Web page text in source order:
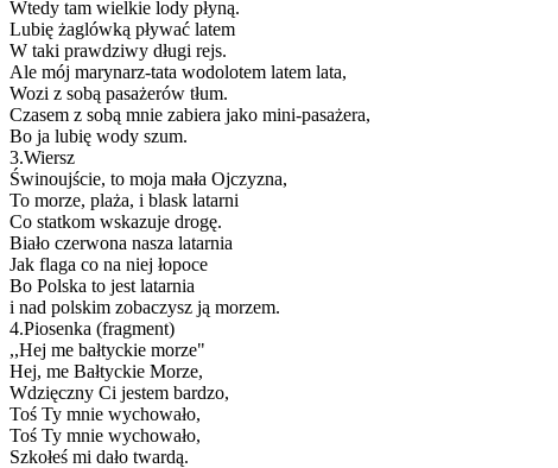
Wtedy tam wielkie lody płyną.
Lubię żaglówką pływać latem
W taki prawdziwy długi rejs.
Ale mój marynarz-tata wodolotem latem lata,
Wozi z sobą pasażerów tłum.
Czasem z sobą mnie zabiera jako mini-pasażera,
Bo ja lubię wody szum.
3.Wiersz
Świnoujście, to moja mała Ojczyzna,
To morze, plaża, i blask latarni
Co statkom wskazuje drogę.
Biało czerwona nasza latarnia
Jak flaga co na niej łopoce
Bo Polska to jest latarnia
i nad polskim zobaczysz ją morzem.
4.Piosenka (fragment)
,,Hej me bałtyckie morze"
Hej, me Bałtyckie Morze,
Wdzięczny Ci jestem bardzo,
Toś Ty mnie wychowało,
Toś Ty mnie wychowało,
Szkołeś mi dało twardą.